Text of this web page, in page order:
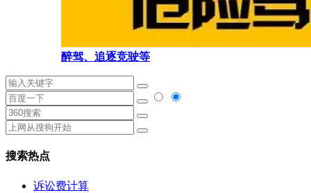
醉驾、追逐竞驶等
搜索热点
诉讼费计算